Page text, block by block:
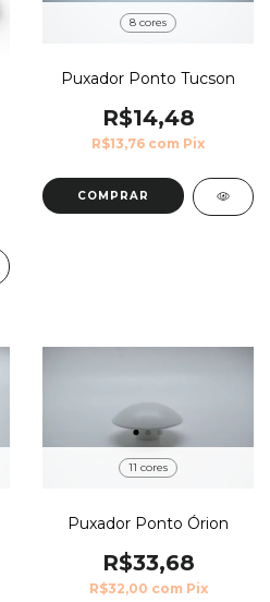
8 cores
Puxador Ponto Tucson
R$14,48
R$13,76 com Pix
COMPRAR
11 cores
Puxador Ponto Órion
R$33,68
R$32,00 com Pix